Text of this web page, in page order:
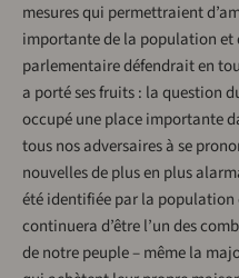
mesures qui permettraient
importante de la population et
parlementaire défendrait en
a porté ses fruits : la question
occupé une place importante
tous nos adversaires à se
nouvelles de plus en plus
été identifiée par la
continuera d’être l’un des
de notre peuple – même la